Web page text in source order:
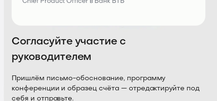
Согласуйте участие с
руководителем
Пришлём письмо-обоснование, программу
конференции и образец счёта — отредактируйте под
себя и отправьте.